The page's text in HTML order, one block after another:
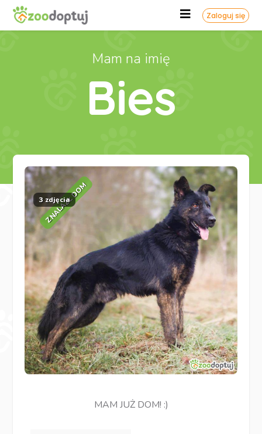
Zaloguj się
Mam na imię
Bies
ZNALAZŁ DOM
3 zdjęcia
MAM JUŻ DOM! :)